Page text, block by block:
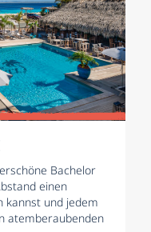
Bachelor
einen
kannst und jedem
atemberaubenden